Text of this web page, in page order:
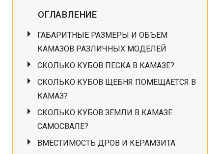
ОГЛАВЛЕНИЕ
ГАБАРИТНЫЕ РАЗМЕРЫ И ОБЪЕМ
КАМАЗОВ РАЗЛИЧНЫХ МОДЕЛЕЙ
СКОЛЬКО КУБОВ ПЕСКА В КАМАЗЕ?
СКОЛЬКО КУБОВ ЩЕБНЯ ПОМЕЩАЕТСЯ В
КАМАЗ?
СКОЛЬКО КУБОВ ЗЕМЛИ В КАМАЗЕ
САМОСВАЛЕ?
ВМЕСТИМОСТЬ ДРОВ И КЕРАМЗИТА